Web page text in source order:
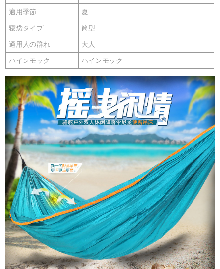
適用季節 夏
寝袋タイプ 筒型
適用人の群れ 大人
ハインモック ハインモック